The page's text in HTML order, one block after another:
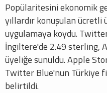
Popülaritesini ekonomik
yıllardır konuşulan ücretli
uygulamaya koydu.
İngiltere'de 2.49 sterling,
üyeliğe sunuldu. Apple
Twitter Blue'nun Türkiye
belirtildi.